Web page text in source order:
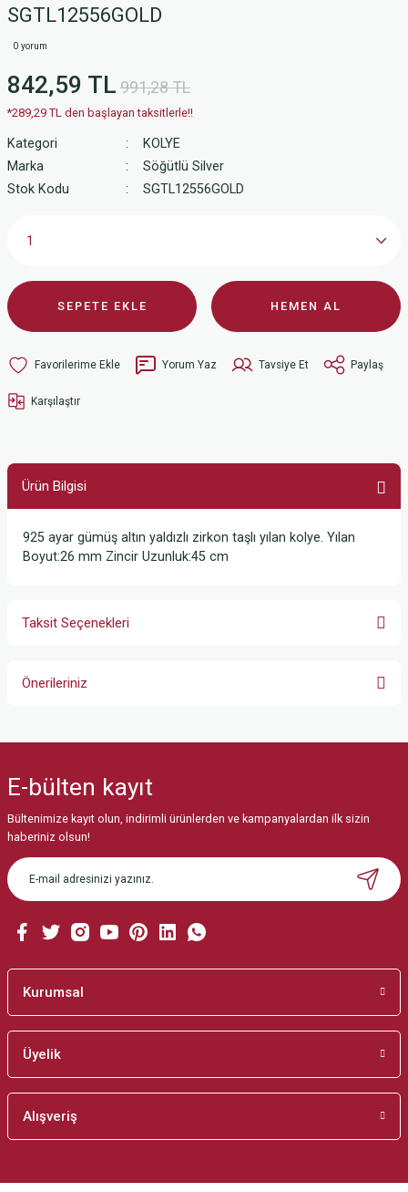
SGTL12556GOLD
0 yorum
842,59 TL 991,28 TL
*289,29 TL den başlayan taksitlerle!!
Kategori
KOLYE
Marka
Söğütlü Silver
Stok Kodu
SGTL12556GOLD
SEPETE EKLE HEMEN AL
Yorum Yaz Tavsiye Et Paylaş
Karşılaştır
Ürün Bilgisi
925 ayar gümüş altın yaldızlı zirkon taşlı yılan kolye. Yılan
Boyut:26 mm Zincir Uzunluk:45 cm
Taksit Seçenekleri
Önerileriniz
Görüş ve önerileriniz için teşekkür ederiz.
Ürün resmi kalitesiz, bozuk veya görüntülenemiyor.
Ürün açıklamasında eksik bilgiler bulunuyor.
Ürün bilgilerinde hatalar bulunuyor.
Bu ürüne benzer farklı alternatifler olmalı.
E-bülten kayıt
Bültenimize kayıt olun, indirimli ürünlerden ve kampanyalardan ilk sizin
haberiniz olsun!
Kurumsal
Üyelik
Alışveriş